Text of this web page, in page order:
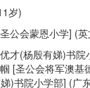
岁)
公会蒙恩小学] (
才(杨殷有娣)书
[圣公会将军澳
)书院小学部] (广